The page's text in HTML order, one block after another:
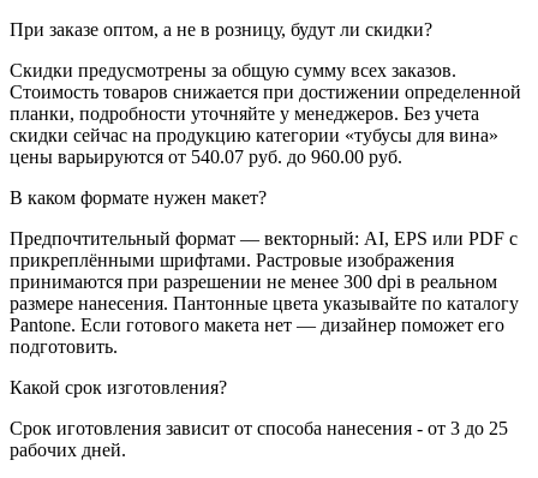
При заказе оптом, а не в розницу, будут ли скидки?
Скидки предусмотрены за общую сумму всех заказов.
Стоимость товаров снижается при достижении определенной
планки, подробности уточняйте у менеджеров. Без учета
скидки сейчас на продукцию категории «тубусы для вина»
цены варьируются от 540.07 руб. до 960.00 руб.
В каком формате нужен макет?
Предпочтительный формат — векторный: AI, EPS или PDF с
прикреплёнными шрифтами. Растровые изображения
принимаются при разрешении не менее 300 dpi в реальном
размере нанесения. Пантонные цвета указывайте по каталогу
Pantone. Если готового макета нет — дизайнер поможет его
подготовить.
Какой срок изготовления?
Срок иготовления зависит от способа нанесения - от 3 до 25
рабочих дней.